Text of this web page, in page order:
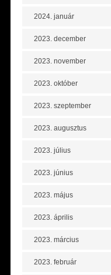
2024. január
2023. december
2023. november
2023. október
2023. szeptember
2023. augusztus
2023. július
2023. június
2023. május
2023. április
2023. március
2023. február